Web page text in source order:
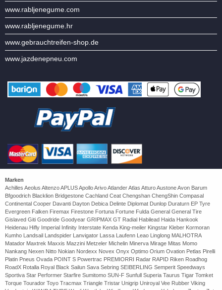
www.rabljenegume.com
www.rabljenegume.hr
www.gebrauchtreifen-shop.de
www.jazdenepneu.com
Marken
Achilles Aeolus Altenzo APLUS Apollo Arivo Atlander Atlas Atturo Austone Avon Barum
Bfgoodrich Blacklion Bridgestone Cachland Ceat Chengshan ChengShin Compasal
Continental Cooper Davanti Dayton Debica Delinte Diplomat Dunlop Duraturn EP Tyre
Evergreen Falken Firemax Firestone Fortuna Fortune Fulda General General Tire
Gislaved Giti Goodride Goodyear GRIPMAX GT Radial Habilead Haida Hankook
Heidenau Hifly Imperial Infinity Interstate Kenda King-meiler Kingstar Kleber Kormoran
Kumho Landsail Landspider Lanvigator Lassa Laufenn Leao Linglong MALHOTRA
Matador Maxtrek Maxxis Mazzini Metzeler Michelin Minerva Mirage Mitas Momo
Nankang Nexen Nitto Nokian Nordexx Novex Onyx Optimo Orium Ovation Petlas Pirelli
Platin Pneus Ovada POINT S Powertrac PREMIORRI Radar RAPID Riken Roadhog
RoadX Rotalla Royal Black Sailun Sava Sebring SEIBERLING Semperit Speedways
Sportiva Star Performer Starfire Sumitomo SUN-F Sunfull Superia Taurus Tigar Tomket
Torque Tourador Toyo Tracmax Triangle Tristar Unigrip Uniroyal Vee Rubber Viking